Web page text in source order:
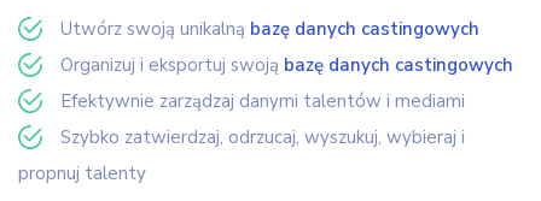
Utwórz swoją unikalną bazę danych castingowych
Organizuj i eksportuj swoją bazę danych castingowych
Efektywnie zarządzaj danymi talentów i mediami
Szybko zatwierdzaj, odrzucaj, wyszukuj, wybieraj i
propnuj talenty